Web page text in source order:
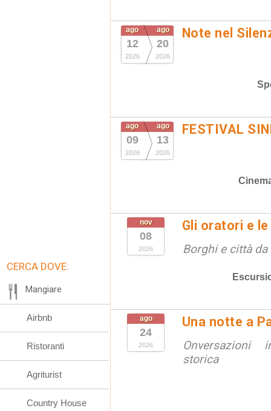
ago
12
2026
ago
20
2026
Note nel
ago
09
2026
ago
13
2026
FESTIVAL
nov
08
2026
Gli oratori e
Borghi e città
ago
24
2026
Una notte a
Onversazioni
storica
CERCA DOVE:
Mangiare
Airbnb
Ristoranti
Agriturist
Country House